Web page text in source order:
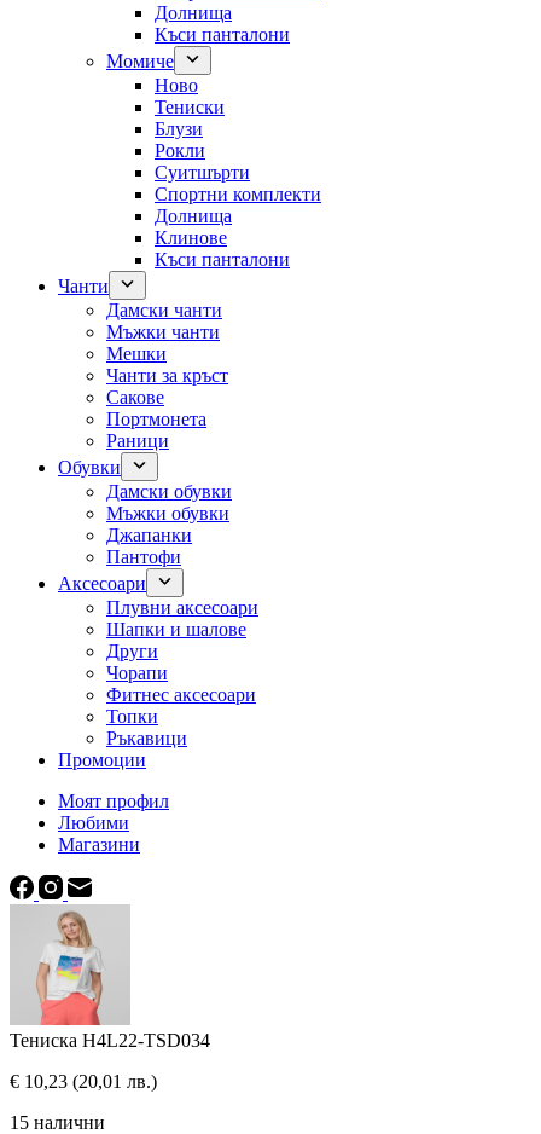
Долнища
Къси панталони
Момиче
Ново
Тениски
Блузи
Рокли
Суитшърти
Спортни комплекти
Долнища
Клинове
Къси панталони
Чанти
Дамски чанти
Мъжки чанти
Мешки
Чанти за кръст
Сакове
Портмонета
Раници
Обувки
Дамски обувки
Мъжки обувки
Джапанки
Пантофи
Аксесоари
Плувни аксесоари
Шапки и шалове
Други
Чорапи
Фитнес аксесоари
Топки
Ръкавици
Промоции
Моят профил
Любими
Магазини
Тениска H4L22-TSD034
€ 10,23 (20,01 лв.)
15 налични